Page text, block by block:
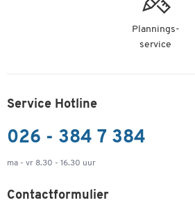
Plannings-
service
Service Hotline
026 - 384 7 384
ma - vr 8.30 - 16.30 uur
Contactformulier